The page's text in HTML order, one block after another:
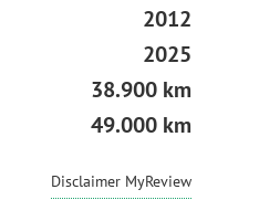
2012
2025
38.900 km
49.000 km
Disclaimer MyReview